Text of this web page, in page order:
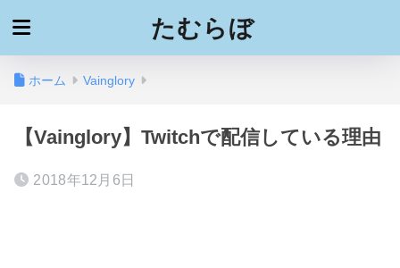
たむらぼ
ホーム Vainglory
【Vainglory】Twitchで配信している理由
2018年12月6日